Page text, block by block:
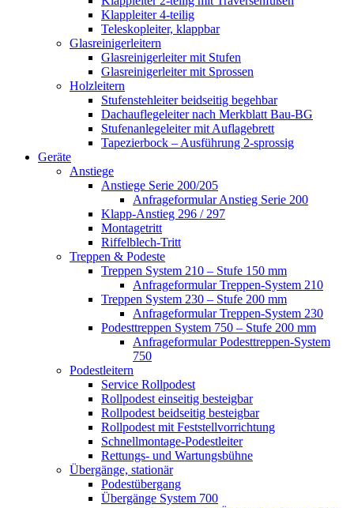
Klappleiter 4-teilig
Teleskopleiter, klappbar
Glasreinigerleitern
Glasreinigerleiter mit Stufen
Glasreinigerleiter mit Sprossen
Holzleitern
Stufenstehleiter beidseitig begehbar
Dachauflegeleiter nach Merkblatt Bau-BG
Stufenanlegeleiter mit Auflagebrett
Tapezierbock – Ausführung 2-sprossig
Geräte
Anstiege
Anstiege Serie 200/205
Anfrageformular Anstieg Serie 200
Klapp-Anstieg 296 / 297
Montagetritt
Riffelblech-Tritt
Treppen & Podeste
Treppen System 210 – Stufe 150 mm
Anfrageformular Treppen-System 210
Treppen System 230 – Stufe 200 mm
Anfrageformular Treppen-System 230
Podesttreppen System 750 – Stufe 200 mm
Anfrageformular Podesttreppen-System
750
Podestleitern
Service Rollpodest
Rollpodest einseitig besteigbar
Rollpodest beidseitig besteigbar
Rollpodest mit Feststellvorrichtung
Schnellmontage-Podestleiter
Rettungs- und Wartungsbühne
Übergänge, stationär
Podestübergang
Übergänge System 700